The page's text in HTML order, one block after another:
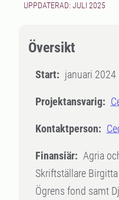
UPPDATERAD: JULI 2025
Översikt
Start: januari 2024
Projektansvarig:
Kontaktperson:
Finansiär: Agria
Skriftställare
Ögrens fond samt